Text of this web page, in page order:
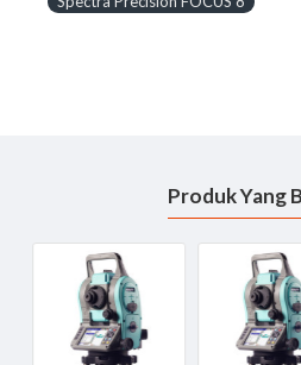
Dibangun tangguh untuk
Total Station Spectra
pekerjaan survey anda dengan
Precision FOCUS
, Harga
untuk Area Jakarta dan dapat
Indonesia, Jika membutuhkan
Produk Yang